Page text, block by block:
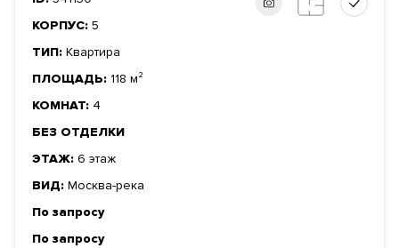
КОРПУС: 5
ТИП: Квартира
ПЛОЩАДЬ: 118 м²
КОМНАТ: 4
БЕЗ ОТДЕЛКИ
ЭТАЖ: 6 этаж
ВИД: Москва-река
По запросу
По запросу